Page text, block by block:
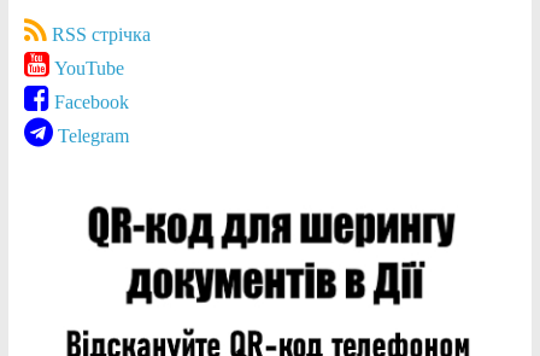
RSS стрічка
YouTube
Facebook
Telegram